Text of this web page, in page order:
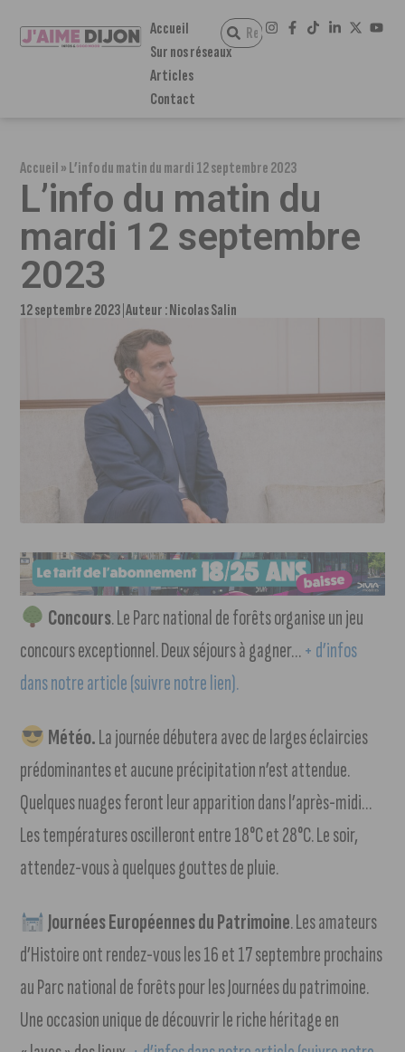
Accueil
Sur nos réseaux
Articles
Contact
Accueil»L’info du matin du mardi 12 septembre 2023
L’info du matin du
mardi 12 septembre
2023
12 septembre 2023 Auteur :Nicolas Salin
Concours. Le Parc national de forêts organise un jeu
concours exceptionnel. Deux séjours à gagner…+ d’infos
dans notre article (suivre notre lien).
Météo.La journée débutera avec de larges éclaircies
prédominantes et aucune précipitation n’est attendue.
Quelques nuages feront leur apparition dans l’après-midi…
Les températures oscilleront entre 18°C et 28°C. Le soir,
attendez-vous à quelques gouttes de pluie.
Journées Européennes du Patrimoine. Les amateurs
d’Histoire ont rendez-vous les 16 et 17 septembre prochains
au Parc national de forêts pour les Journées du patrimoine.
Une occasion unique de découvrir le riche héritage en